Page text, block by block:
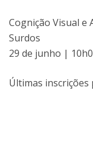
Cognição Visual e
Surdos
29 de junho |
Últimas inscrições